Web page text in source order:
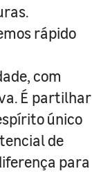
rápido
com
É partilhar
único
de
para